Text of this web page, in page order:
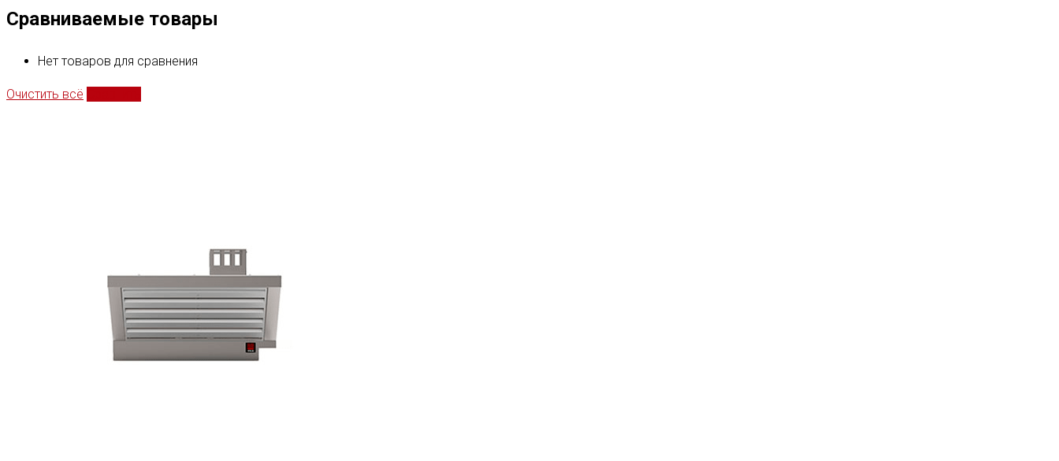
Сравниваемые товары
Нет товаров для сравнения
Очистить всё